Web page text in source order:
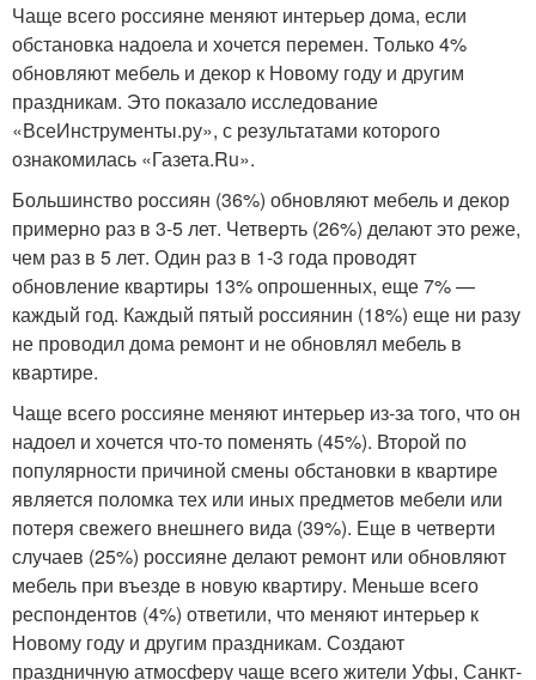
Чаще всего россияне меняют интерьер дома, если
обстановка надоела и хочется перемен. Только 4%
обновляют мебель и декор к Новому году и другим
праздникам. Это показало исследование
«ВсеИнструменты.ру», с результатами которого
ознакомилась «Газета.Ru».
Большинство россиян (36%) обновляют мебель и декор
примерно раз в 3-5 лет. Четверть (26%) делают это реже,
чем раз в 5 лет. Один раз в 1-3 года проводят
обновление квартиры 13% опрошенных, еще 7% —
каждый год. Каждый пятый россиянин (18%) еще ни разу
не проводил дома ремонт и не обновлял мебель в
квартире.
Чаще всего россияне меняют интерьер из-за того, что он
надоел и хочется что-то поменять (45%). Второй по
популярности причиной смены обстановки в квартире
является поломка тех или иных предметов мебели или
потеря свежего внешнего вида (39%). Еще в четверти
случаев (25%) россияне делают ремонт или обновляют
мебель при въезде в новую квартиру. Меньше всего
респондентов (4%) ответили, что меняют интерьер к
Новому году и другим праздникам. Создают
праздничную атмосферу чаще всего жители Уфы, Санкт-